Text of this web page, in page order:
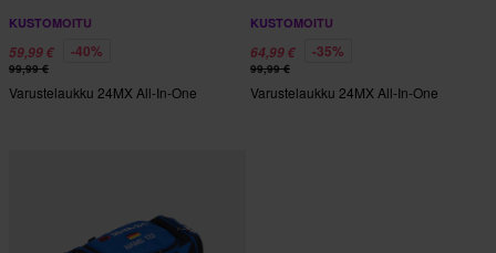
KUSTOMOITU
59,99 € -40%
99,99 €
Varustelaukku 24MX All-In-One
KUSTOMOITU
64,99 € -35%
99,99 €
Varustelaukku 24MX All-In-One